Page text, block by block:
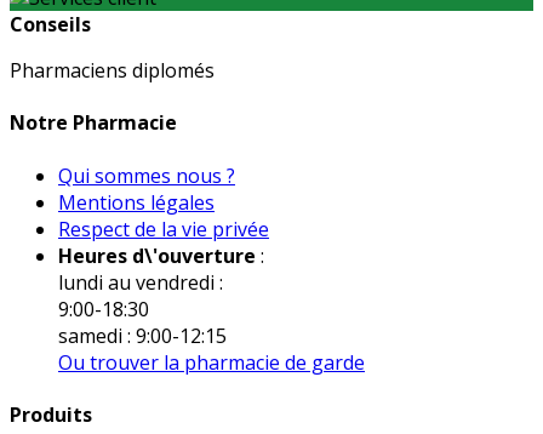
Conseils
Pharmaciens diplomés
Notre Pharmacie
Qui sommes nous ?
Mentions légales
Respect de la vie privée
Heures d\'ouverture :
lundi au vendredi :
9:00-18:30
samedi : 9:00-12:15
Ou trouver la pharmacie de garde
Produits